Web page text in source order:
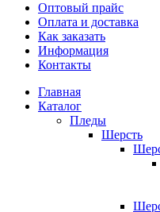
Оптовый прайс
Оплата и доставка
Как заказать
Информация
Контакты
Главная
Каталог
Пледы
Шерсть